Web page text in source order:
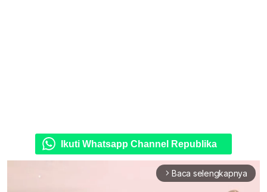
Ikuti Whatsapp Channel Republika
arrow_forward_ios Baca selengkapnya